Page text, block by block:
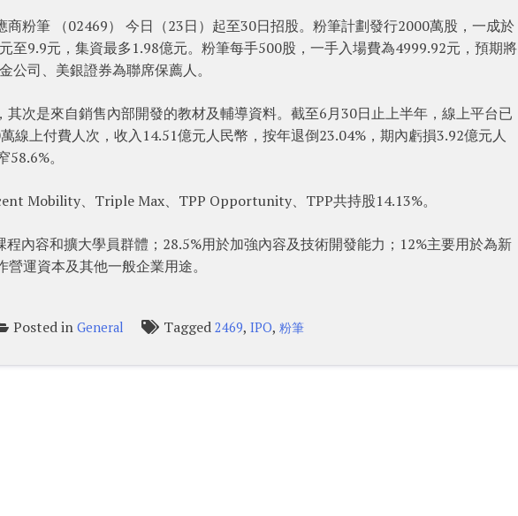
商粉筆 （02469） 今日（23日）起至30日招股。粉筆計劃發行2000萬股，一成於
至9.9元，集資最多1.98億元。粉筆每手500股，一手入場費為4999.92元，預期將
公司、美銀證券為聯席保薦人。
次是來自銷售內部開發的教材及輔導資料。截至6月30日止上半年，線上平台已
線上付費人次，收入14.51億元人民幣，按年退倒23.04%，期內虧損3.92億元人
。
Mobility、Triple Max、TPP Opportunity、TPP共持股14.13%。
內容和擴大學員群體；28.5%用於加強內容及技術開發能力；12%主要用於為新
運資本及其他一般企業用途。
Posted in General Tagged 2469, IPO, 粉筆